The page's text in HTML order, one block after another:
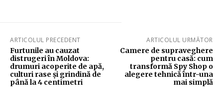
ARTICOLUL PRECEDENT
Furtunile au cauzat
distrugeri în Moldova:
drumuri acoperite de apă,
culturi rase și grindină de
până la 4 centimetri
ARTICOLUL URMĂTOR
Camere de supraveghere
pentru casă: cum
transformă Spy Shop o
alegere tehnică într-una
mai simplă